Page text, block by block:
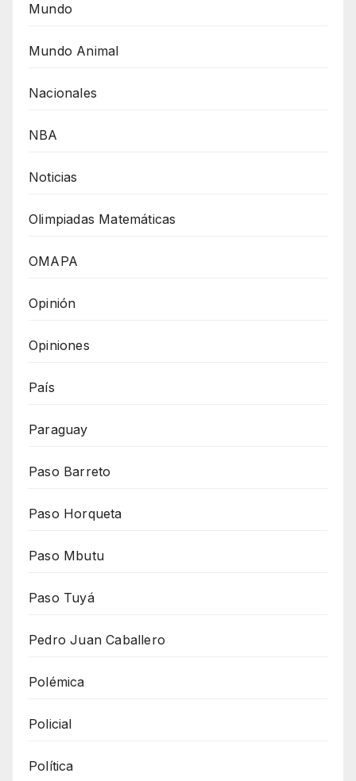
Mundo
Mundo Animal
Nacionales
NBA
Noticias
Olimpiadas Matemáticas
OMAPA
Opinión
Opiniones
País
Paraguay
Paso Barreto
Paso Horqueta
Paso Mbutu
Paso Tuyá
Pedro Juan Caballero
Polémica
Policial
Política